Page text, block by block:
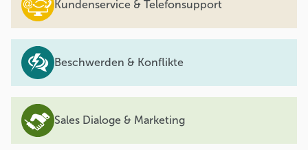
Kundenservice & Telefonsupport
Beschwerden & Konflikte
Sales Dialoge & Marketing